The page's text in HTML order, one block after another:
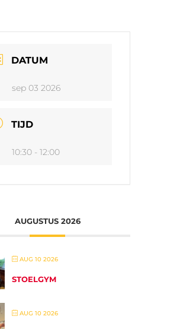
DATUM
sep 03 2026
TIJD
10:30 - 12:00
AUGUSTUS 2026
AUG 10 2026
STOELGYM
AUG 10 2026